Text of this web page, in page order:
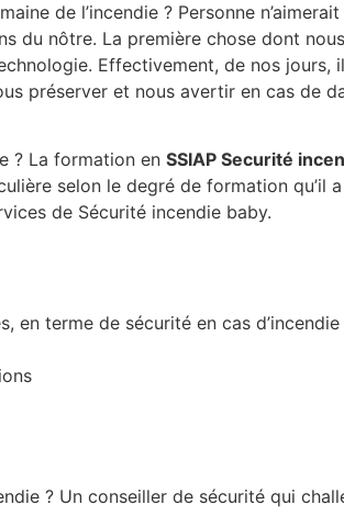
de l’incendie ? Personne
du nôtre. La première chose dont
Effectivement, de nos
préserver et nous avertir en cas de
? La formation en SSIAP Securité
selon le degré de formation qu’il
de Sécurité incendie baby.
en terme de sécurité en cas d’incendie
? Un conseiller de sécurité qui